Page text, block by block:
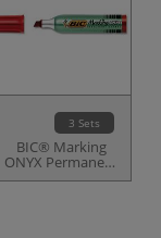
3 Sets
BIC® Marking
ONYX Permanent
Marker